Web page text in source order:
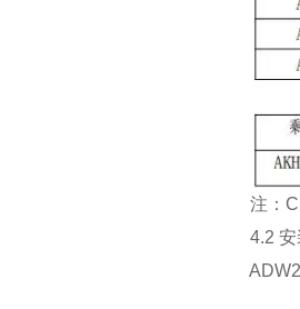
注：
4.2 安